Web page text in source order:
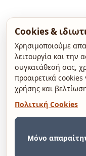
Cookies &
Χρησιμοποιούμε
λειτουργία και
συγκατάθεσή σας,
προαιρετικά cookies
χρήσης και
Πολιτική Cookies
Μόνο